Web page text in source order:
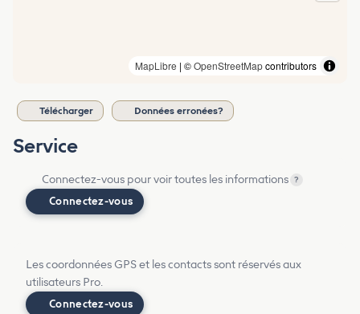
MapLibre | ©OpenStreetMapcontributors
Télécharger Données erronées?
Service
Connectez-vous pour voir toutes les informations ?
Connectez-vous
Les coordonnées GPS et les contacts sont réservés aux
utilisateurs Pro.
Connectez-vous